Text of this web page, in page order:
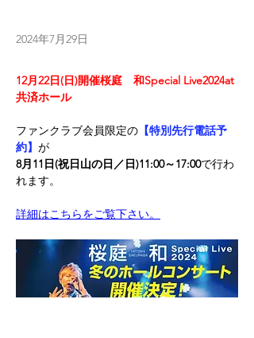
2024年7月29日
12月22日(日)開催桜庭　和Special Live2024at
共済ホール
ファンクラブ会員限定の 【特別先行電話予
約】 が
8月11日(祝日山の日／日)11:00～17:00で行わ
れます。
詳細はこちらをご覧下さい。